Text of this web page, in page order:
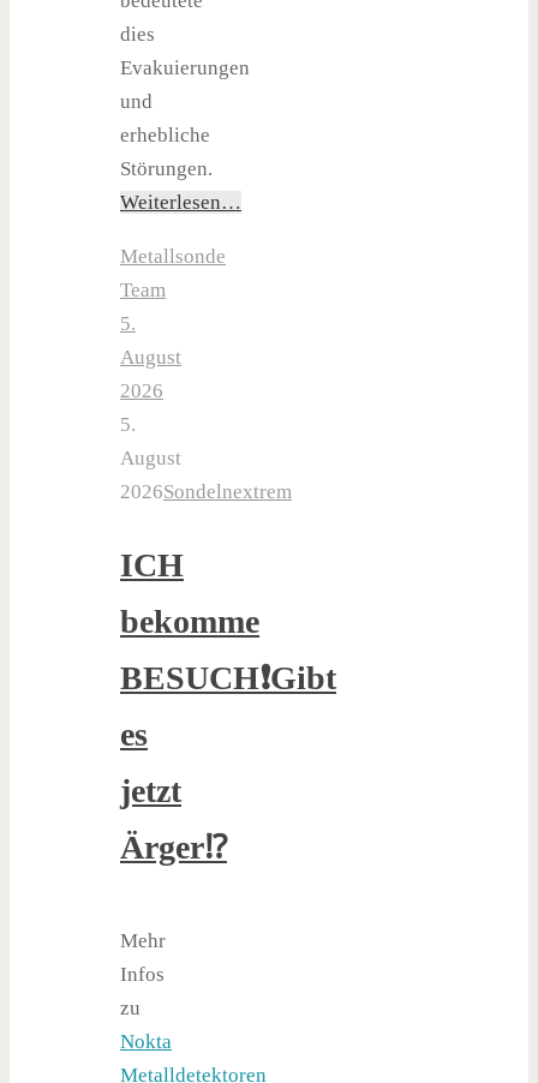
dies
Evakuierungen
und
erhebliche
Störungen.
Weiterlesen…
Metallsonde
Team
5.
August
2026
5.
August
2026Sondelnextrem
ICH
bekomme
BESUCH❗️Gibt
es
jetzt
Ärger⁉️
Mehr
Infos
zu
Nokta
Metalldetektoren